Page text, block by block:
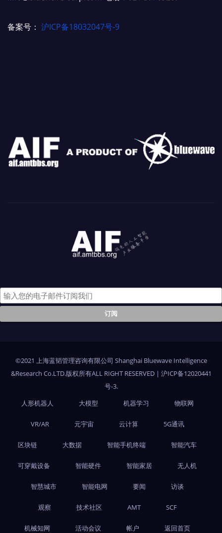
备案号： 沪ICP备18032047号-9
©2021 上海蓝韬管理咨询有限公司 Shanghai Bluewave Intelligence
&Research Co.LTD.版权所有ALL RIGHT RESERVED | 沪ICP备12020441
号-3.
人形机器人
大模型 机器学习 物联网
VR/AR 元宇宙 云计算 5G通讯
区块链 大数据 智能手机终端 智能汽车
可穿戴设备 智能硬件 智能家居 无人机
智慧城市 智能电网 要闻 访谈
观察 技术社区 AMT SCF
机械知网 活动会议 帐户 返回首页